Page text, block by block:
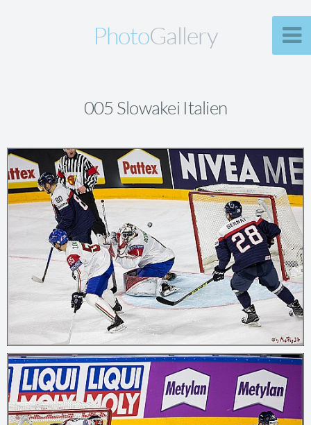
PhotoGallery
005 Slowakei Italien